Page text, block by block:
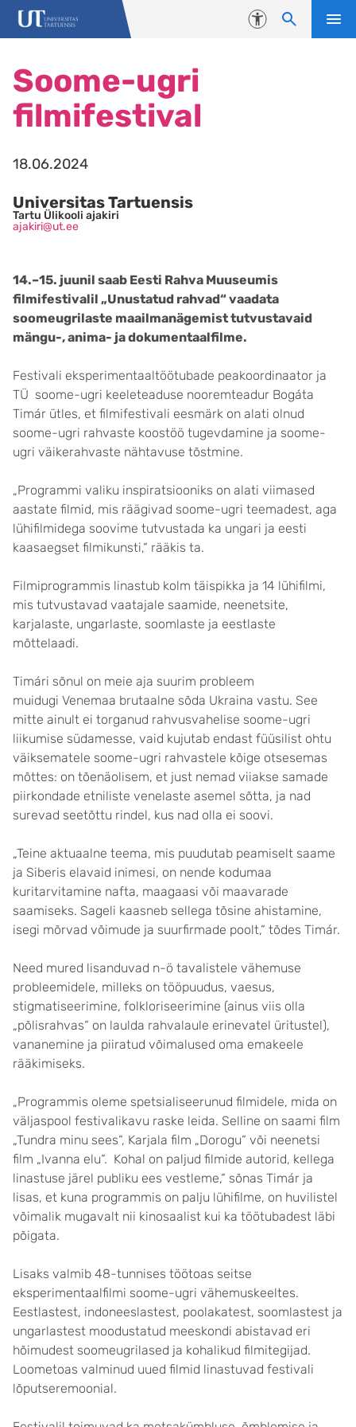
Liigu edasi põhisisu juurde
Juurdepääsetavus
Soome-ugri
filmifestival
18.06.2024
Universitas Tartuensis
Tartu Ülikooli ajakiri
ajakiri@ut.ee
14.–15. juunil saab Eesti Rahva Muuseumis
filmifestivalil „Unustatud rahvad“ vaadata
soomeugrilaste maailmanägemist tutvustavaid
mängu-, anima- ja dokumentaalfilme.
Festivali eksperimentaaltöötubade peakoordinaator ja
TÜ soome-ugri keeleteaduse nooremteadur Bogáta
Timár ütles, et filmifestivali eesmärk on alati olnud
soome-ugri rahvaste koostöö tugevdamine ja soome-
ugri väikerahvaste nähtavuse tõstmine.
„Programmi valiku inspiratsiooniks on alati viimased
aastate filmid, mis räägivad soome-ugri teemadest, aga
lühifilmidega soovime tutvustada ka ungari ja eesti
kaasaegset filmikunsti,“ rääkis ta.
Filmiprogrammis linastub kolm täispikka ja 14 lühifilmi,
mis tutvustavad vaatajale saamide, neenetsite,
karjalaste, ungarlaste, soomlaste ja eestlaste
mõttelaadi.
Timári sõnul on meie aja suurim probleem
muidugi Venemaa brutaalne sõda Ukraina vastu. See
mitte ainult ei torganud rahvusvahelise soome-ugri
liikumise südamesse, vaid kujutab endast füüsilist ohtu
väiksematele soome-ugri rahvastele kõige otsesemas
mõttes: on tõenäolisem, et just nemad viiakse samade
piirkondade etniliste venelaste asemel sõtta, ja nad
surevad seetõttu rindel, kus nad olla ei soovi.
„Teine aktuaalne teema, mis puudutab peamiselt saame
ja Siberis elavaid inimesi, on nende kodumaa
kuritarvitamine nafta, maagaasi või maavarade
saamiseks. Sageli kaasneb sellega tõsine ahistamine,
isegi mõrvad võimude ja suurfirmade poolt,“ tõdes Timár.
Need mured lisanduvad n-ö tavalistele vähemuse
probleemidele, milleks on tööpuudus, vaesus,
stigmatiseerimine, folkloriseerimine (ainus viis olla
„põlisrahvas“ on laulda rahvalaule erinevatel üritustel),
vananemine ja piiratud võimalused oma emakeele
rääkimiseks.
„Programmis oleme spetsialiseerunud filmidele, mida on
väljaspool festivalikavu raske leida. Selline on saami film
„Tundra minu sees“, Karjala film „Dorogu“ või neenetsi
film „Ivanna elu“. Kohal on paljud filmide autorid, kellega
linastuse järel publiku ees vestleme,“ sõnas Timár ja
lisas, et kuna programmis on palju lühifilme, on huvilistel
võimalik mugavalt nii kinosaalist kui ka töötubadest läbi
põigata.
Lisaks valmib 48-tunnises töötoas seitse
eksperimentaalfilmi soome-ugri vähemuskeeltes.
Eestlastest, indoneeslastest, poolakatest, soomlastest ja
ungarlastest moodustatud meeskondi abistavad eri
hõimudest soomeugrilased ja kohalikud filmitegijad.
Loometoas valminud uued filmid linastuvad festivali
lõputseremoonial.